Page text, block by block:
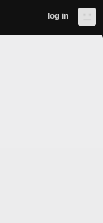
log in